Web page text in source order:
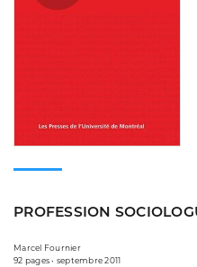
PROFESSION
Marcel Fournier
92 pages • septembre 2011